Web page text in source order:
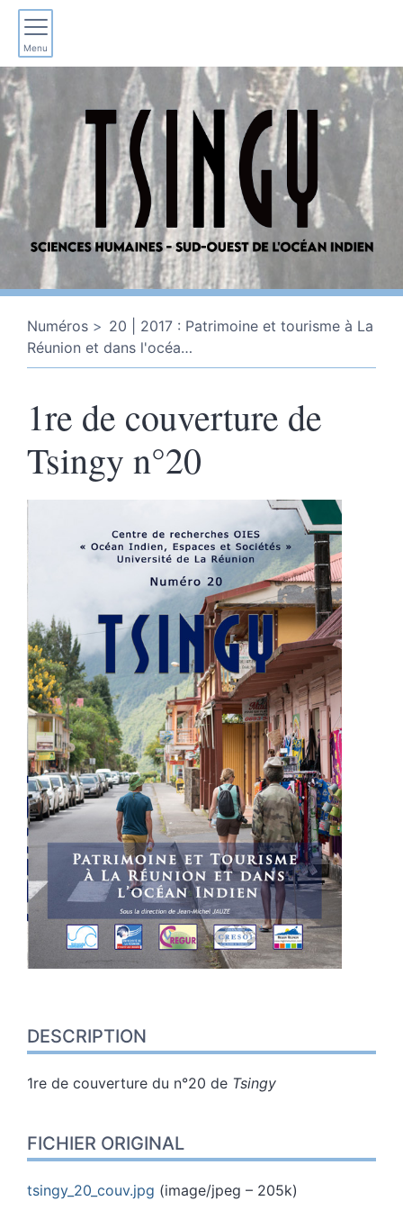
Menu
Numéros
20 | 2017 : Patrimoine et tourisme à La
Réunion et dans l'océa…
1re de couverture de
Tsingy n°20
DESCRIPTION
1re de couverture du n°20 de Tsingy
FICHIER ORIGINAL
tsingy_20_couv.jpg (image/jpeg – 205k)